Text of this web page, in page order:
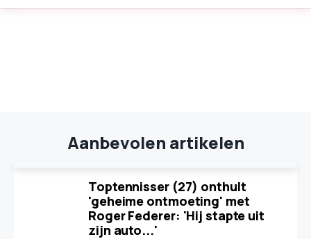
Aanbevolen artikelen
Toptennisser (27) onthult
'geheime ontmoeting' met
Roger Federer: 'Hij stapte uit
zijn auto...'